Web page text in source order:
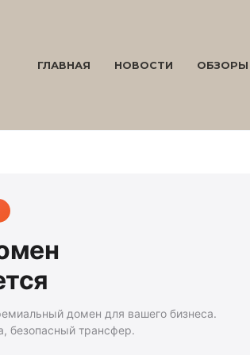
ГЛАВНАЯ НОВОСТИ ОБЗОРЫ
домен для вашего бизнеса.
безопасный трансфер.